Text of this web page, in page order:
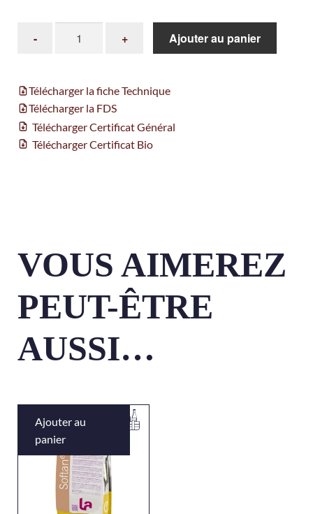
Ajouter au panier
Télécharger la fiche Technique
Télécharger la FDS
Télécharger Certificat Général
Télécharger Certificat Bio
VOUS AIMEREZ
PEUT-ÊTRE
AUSSI…
Ajouter au
panier